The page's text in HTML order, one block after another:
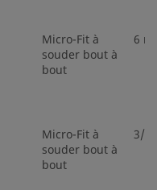
Micro-Fit à
souder bout à
bout
6
Micro-Fit à
souder bout à
bout
3/8